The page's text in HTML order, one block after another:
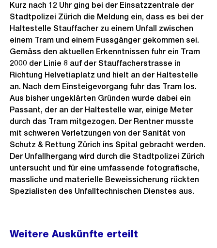
Kurz nach 12 Uhr ging bei der Einsatzzentrale der
Stadtpolizei Zürich die Meldung ein, dass es bei der
Haltestelle Stauffacher zu einem Unfall zwischen
einem Tram und einem Fussgänger gekommen sei.
Gemäss den aktuellen Erkenntnissen fuhr ein Tram
2000 der Linie 8 auf der Stauffacherstrasse in
Richtung Helvetiaplatz und hielt an der Haltestelle
an. Nach dem Einsteigevorgang fuhr das Tram los.
Aus bisher ungeklärten Gründen wurde dabei ein
Passant, der an der Haltestelle war, einige Meter
durch das Tram mitgezogen. Der Rentner musste
mit schweren Verletzungen von der Sanität von
Schutz & Rettung Zürich ins Spital gebracht werden.
Der Unfallhergang wird durch die Stadtpolizei Zürich
untersucht und für eine umfassende fotografische,
massliche und materielle Beweissicherung rückten
Spezialisten des Unfalltechnischen Dienstes aus.
Weitere
Informationen
Weitere Auskünfte erteilt